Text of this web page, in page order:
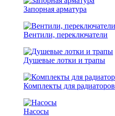
Запорная арматура
Вентили, переключатели
Душевые лотки и трапы
Комплекты для радиаторов
Насосы